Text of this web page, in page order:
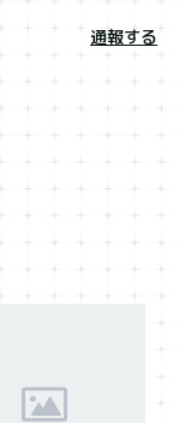
通報する